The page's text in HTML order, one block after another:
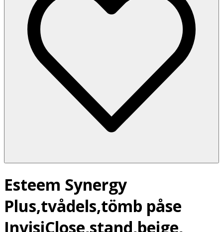
Esteem Synergy
Plus,tvådels,tömb påse
InvisiClose,stand,beige,